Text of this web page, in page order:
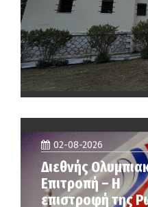
02-08-2026
Διεθνής
Επιτροπή – Η
επιστροφή της